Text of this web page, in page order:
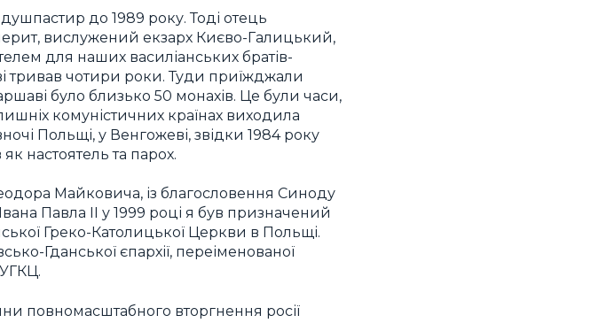
до 1989 року. Тоді отець
вислужений екзарх Києво-Галицький,
для наших василіанських братів-
тривав чотири роки. Туди приїжджали
було близько 50 монахів. Це були часи,
комуністичних країнах виходила
Польщі, у Венгожеві, звідки 1984 року
настоятель та парох.
Майковича, із благословення Синоду
Павла II у 1999 році я був призначений
Греко-Католицької Церкви в Польщі.
Гданської єпархії, переіменованої
повномасштабного вторгнення росії